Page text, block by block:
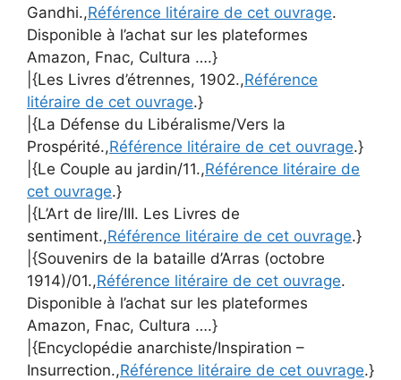
Gandhi.,Référence litéraire de cet ouvrage.
Disponible à l’achat sur les plateformes
Amazon, Fnac, Cultura ….}
|{Les Livres d’étrennes, 1902.,Référence
litéraire de cet ouvrage.}
|{La Défense du Libéralisme/Vers la
Prospérité.,Référence litéraire de cet ouvrage.}
|{Le Couple au jardin/11.,Référence litéraire de
cet ouvrage.}
|{L’Art de lire/III. Les Livres de
sentiment.,Référence litéraire de cet ouvrage.}
|{Souvenirs de la bataille d’Arras (octobre
1914)/01.,Référence litéraire de cet ouvrage.
Disponible à l’achat sur les plateformes
Amazon, Fnac, Cultura ….}
|{Encyclopédie anarchiste/Inspiration –
Insurrection.,Référence litéraire de cet ouvrage.}